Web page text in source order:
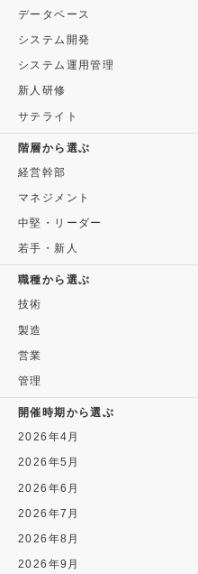
データベース
システム開発
システム運用管理
新人研修
サテライト
階層から選ぶ
経営幹部
マネジメント
中堅・リーダー
若手・新人
職種から選ぶ
技術
製造
営業
管理
開催時期から選ぶ
2026年4月
2026年5月
2026年6月
2026年7月
2026年8月
2026年9月